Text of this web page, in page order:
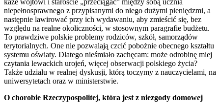
niepełnosprawnego z przypisanymi do niego dużymi pieniędzmi, a
następnie lawirować przy ich wydawaniu, aby zmieścić się, bez
względu na realne okoliczności, w stosownym paragrafie budżetu.
To prawdziwe polskie problemy rodziców, szkół, samorządów
terytorialnych. One nie pozwalają czcić pobożnie obecnego kształtu
systemu oświaty. Dlatego nieśmiało zachęcam: może odrobinę miej
czytania lewackich urojeń, więcej obserwacji polskiego życia?
Także udziału w realnej dyskusji, którą toczymy z nauczycielami, na
uniwersytetach oraz w ministerstwie.
O chorobie Rzeczypospolitej, która jest z niezgody domowej